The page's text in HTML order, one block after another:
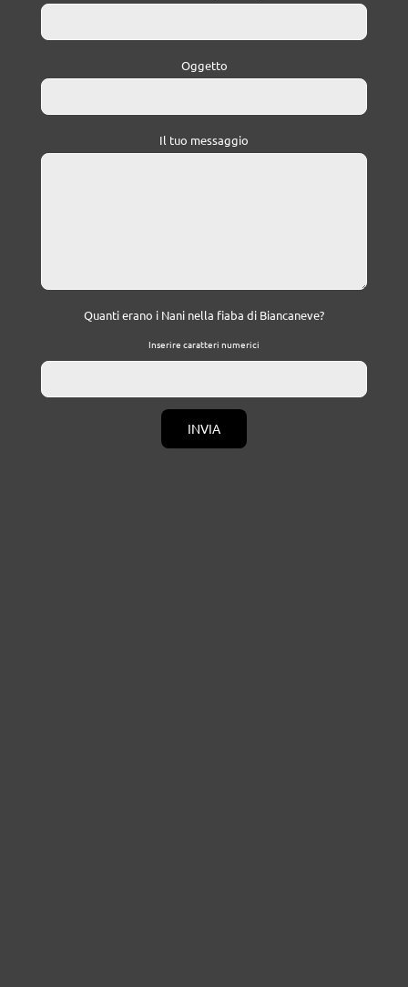
Oggetto
Il tuo messaggio
Quanti erano i Nani nella fiaba di Biancaneve?
Inserire caratteri numerici